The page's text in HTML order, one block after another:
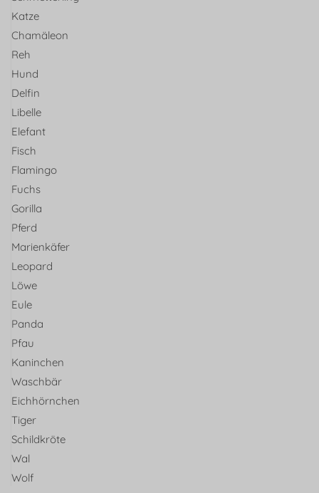
Katze
Chamäleon
Reh
Hund
Delfin
Libelle
Elefant
Fisch
Flamingo
Fuchs
Gorilla
Pferd
Marienkäfer
Leopard
Löwe
Eule
Panda
Pfau
Kaninchen
Waschbär
Eichhörnchen
Tiger
Schildkröte
Wal
Wolf